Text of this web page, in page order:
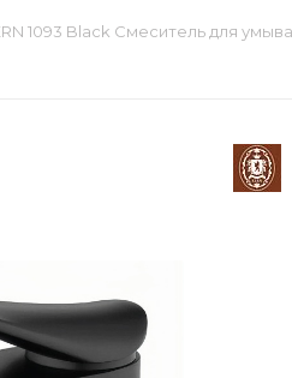
1093 Black Cмеситель для